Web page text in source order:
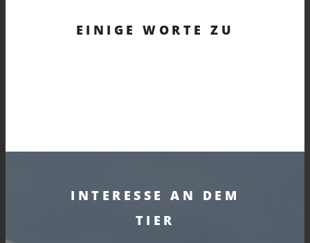
EINIGE WORTE ZU
INTERESSE AN DEM
TIER